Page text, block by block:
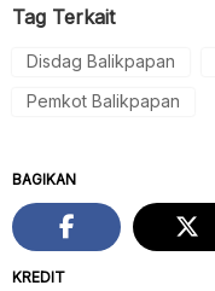
Tag Terkait
Disdag Balikpapan
Pemkot Balikpapan
KREDIT
BAGIKAN